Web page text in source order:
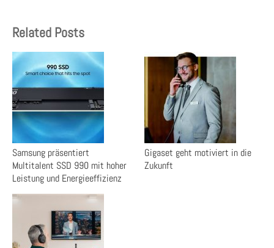
Related Posts
Samsung präsentiert
Multitalent SSD 990 mit hoher
Leistung und Energieeffizienz
Gigaset geht motiviert in die
Zukunft